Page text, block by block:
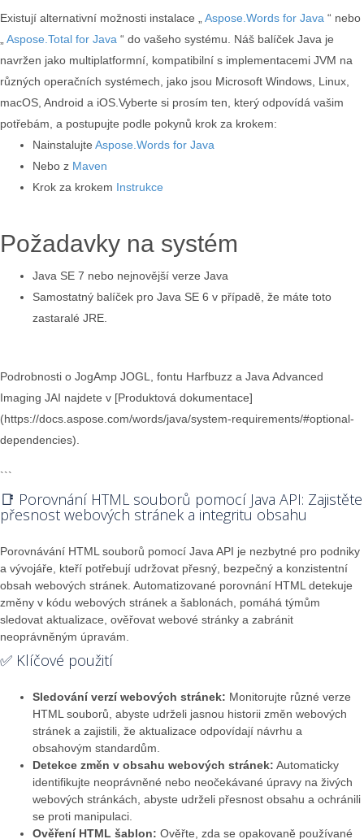
Existují alternativní možnosti instalace „ Aspose.Words for Java “ nebo
Aspose.Total for Java “ do vašeho systému. Náš balíček Java je
navržen jako multiplatformní, kompatibilní s implementacemi JVM na
různých operačních systémech, jako jsou Microsoft Windows, Linux,
macOS, Android a iOS.Vyberte si prosím ten, který odpovídá vašim
potřebám, a postupujte podle pokynů krok za krokem:
Nainstalujte Aspose.Words for Java
Nebo z Maven
Krok za krokem Instrukce
Požadavky na systém
Java SE 7 nebo nejnovější verze Java
Samostatný balíček pro Java SE 6 v případě, že máte toto
zastaralé JRE.
Podrobnosti o JogAmp JOGL, fontu Harfbuzz a Java Advanced
Imaging JAI najdete v [Produktová dokumentace]
(https://docs.aspose.com/words/java/system-requirements/#optional-
dependencies).
```
📑 Porovnání HTML souborů pomocí Java API: Zajistěte
přesnost webových stránek a integritu obsahu
Porovnávání HTML souborů pomocí Java API je nezbytné pro podniky
a vývojáře, kteří potřebují udržovat přesný, bezpečný a konzistentní
obsah webových stránek. Automatizované porovnání HTML detekuje
změny v kódu webových stránek a šablonách, pomáhá týmům
sledovat aktualizace, ověřovat webové stránky a zabránit
neoprávněným úpravám.
✅ Klíčové použití
Sledování verzí webových stránek: Monitorujte různé verze
HTML souborů, abyste udrželi jasnou historii změn webových
stránek a zajistili, že aktualizace odpovídají návrhu a
obsahovým standardům.
Detekce změn v obsahu webových stránek: Automaticky
identifikujte neoprávněné nebo neočekávané úpravy na živých
webových stránkách, abyste udrželi přesnost obsahu a ochránili
se proti manipulaci.
Ověření HTML šablon: Ověřte, zda se opakovaně používané